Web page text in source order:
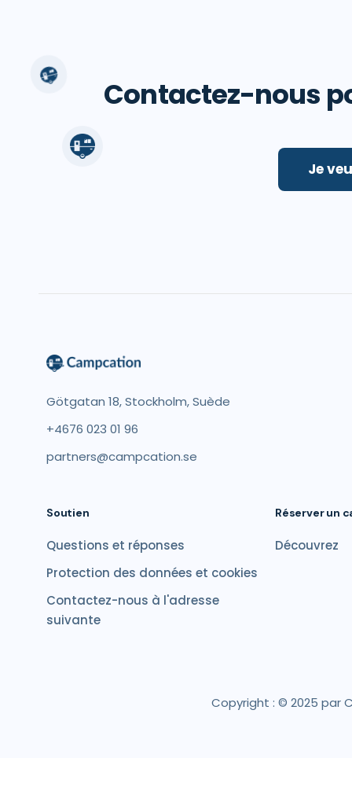
Contactez-nous
Je
Götgatan 18, Stockholm, Suède
+4676 023 01 96
partners@campcation.se
Soutien
Questions et réponses
Protection des données et cookies
Contactez-nous à l'adresse
suivante
Réserver un
Découvrez
Copyright : © 2025 par